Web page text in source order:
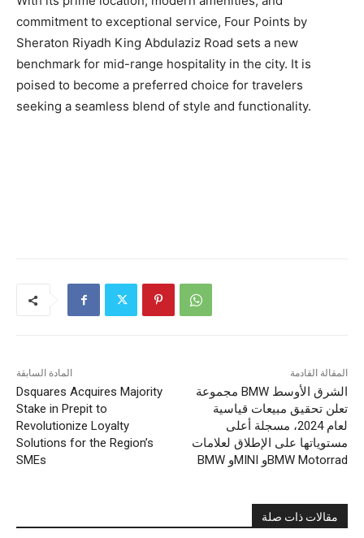
commitment to exceptional service, Four Points by
Sheraton Riyadh King Abdulaziz Road sets a new
benchmark for mid-range hospitality in the city. It is
poised to become a preferred choice for travelers
seeking a seamless blend of style and functionality.
المادة السابقة
Dsquares Acquires Majority
Stake in Prepit to
Revolutionize Loyalty
Solutions for the Region’s
SMEs
المقالة القادمة
مجموعة BMW الشرق الأوسط
تعلن تحقيق مبيعات قياسية
لعام 2024، مسجلة أعلى
مستوياتها على الإطلاق لعلامات
BMW وMINI وBMW Motorrad
مقالات ذات صلة